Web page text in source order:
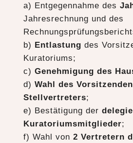
a) Entgegennahme des
Jahresrechnung und des
b) Entlastung des
Kuratoriums;
c) Genehmigung des
d) Wahl des Vorsitzenden
Stellvertreters;
e) Bestätigung der
Kuratoriumsmitglieder;
f) Wahl von 2 Vertretern